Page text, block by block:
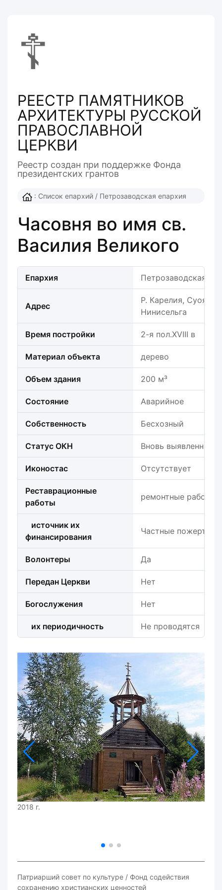
☦
РЕЕСТР ПАМЯТНИКОВ
АРХИТЕКТУРЫ РУССКОЙ
ПРАВОСЛАВНОЙ
ЦЕРКВИ
Реестр создан при поддержке Фонда
президентcких грантов
: Список епархий / Петрозаводская епархия
Часовня во имя св.
Василия Великого
Епархия Петрозаводская
Адрес
Р. Карелия,
Нинисельга
Время постройки 2-я пол.XVIII в
Материал объекта дерево
Объем здания 200 м³
Состояние Аварийное
Собственность Бесхозный
Статус ОКН Вновь выявленный
Иконостас Отсутствует
Реставрационные
работы
ремонтные работы
источник их
финансирования
Частные
Волонтеры Да
Передан Церкви Нет
Богослужения Нет
их периодичность Не проводятся
2018 г.
Патриарший совет по культуре / Фонд содействия
сохранению христианских ценностей